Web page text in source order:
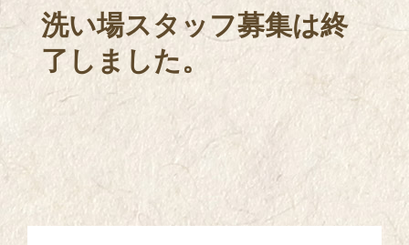
洗い場スタッフ募集は終
了しました。